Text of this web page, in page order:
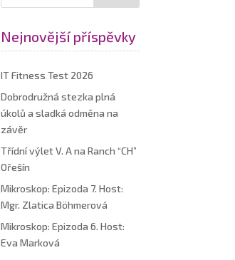
Nejnovější příspěvky
IT Fitness Test 2026
Dobrodružná stezka plná
úkolů a sladká odměna na
závěr
Třídní výlet V. A na Ranch “CH”
Ořešín
Mikroskop: Epizoda 7. Host:
Mgr. Zlatica Böhmerová
Mikroskop: Epizoda 6. Host:
Eva Marková